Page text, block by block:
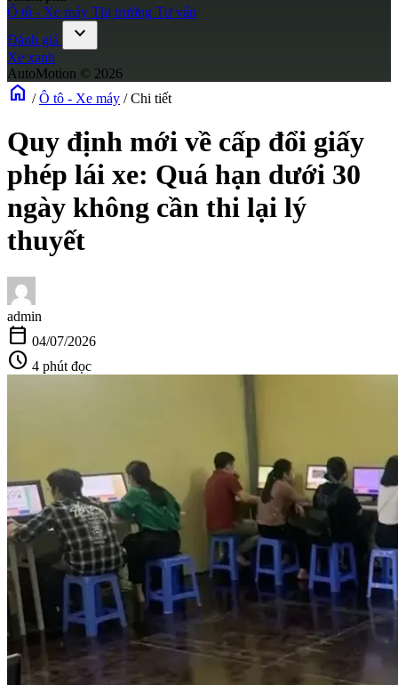
Ô tô - Xe máy Thị trường Tư vấn
Đánh giá
expand_more
Xe xanh
AutoMotion © 2026
home / Ô tô - Xe máy / Chi tiết
Quy định mới về cấp đổi giấy
phép lái xe: Quá hạn dưới 30
ngày không cần thi lại lý
thuyết
admin
calendar_today 04/07/2026
schedule 4 phút đọc